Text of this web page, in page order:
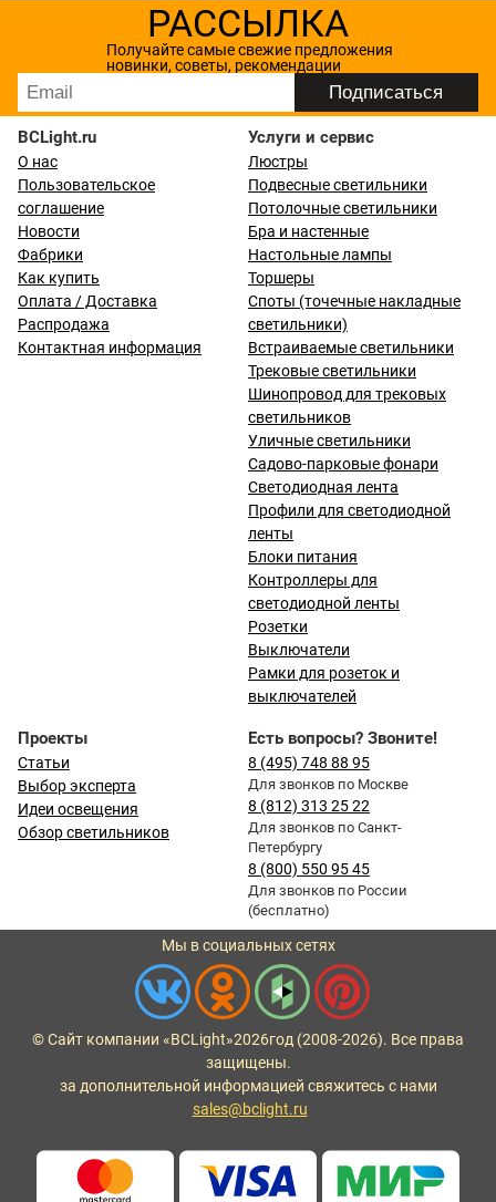
РАССЫЛКА
Получайте самые свежие предложения
новинки, советы, рекомендации
BCLight.ru
О нас
Пользовательское
соглашение
Новости
Фабрики
Как купить
Оплата / Доставка
Распродажа
Контактная информация
Услуги и сервис
Люстры
Подвесные светильники
Потолочные светильники
Бра и настенные
Настольные лампы
Торшеры
Споты (точечные накладные
светильники)
Встраиваемые светильники
Трековые светильники
Шинопровод для трековых
светильников
Уличные светильники
Садово-парковые фонари
Светодиодная лента
Профили для светодиодной
ленты
Блоки питания
Контроллеры для
светодиодной ленты
Розетки
Выключатели
Рамки для розеток и
выключателей
Проекты
Статьи
Выбор эксперта
Идеи освещения
Обзор светильников
Есть вопросы? Звоните!
8 (495) 748 88 95
Для звонков по Москве
8 (812) 313 25 22
Для звонков по Санкт-
Петербургу
8 (800) 550 95 45
Для звонков по России
(бесплатно)
Мы в социальных сетях
© Сайт компании «BCLight»2026год (2008-2026). Все права
защищены.
за дополнительной информацией свяжитесь с нами
sales@bclight.ru